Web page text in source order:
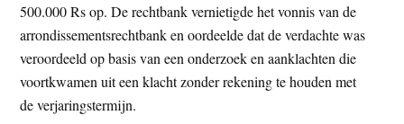
500.000 Rs op. De rechtbank vernietigde het vonnis van de
arrondissementsrechtbank en oordeelde dat de verdachte was
veroordeeld op basis van een onderzoek en aanklachten die
voortkwamen uit een klacht zonder rekening te houden met
de verjaringstermijn.